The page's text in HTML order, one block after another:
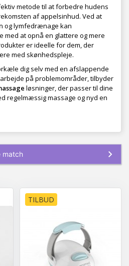
metode til at forbedre hudens
af appelsinhud. Ved at
og lymfedrænage kan
med at opnå en glattere og mere
er ideelle for dem, der
med skønhedspleje.
dig selv med en afslappende
på problemområder, tilbyder
løsninger, der passer til dine
regelmæssig massage og nyd en
TILBUD